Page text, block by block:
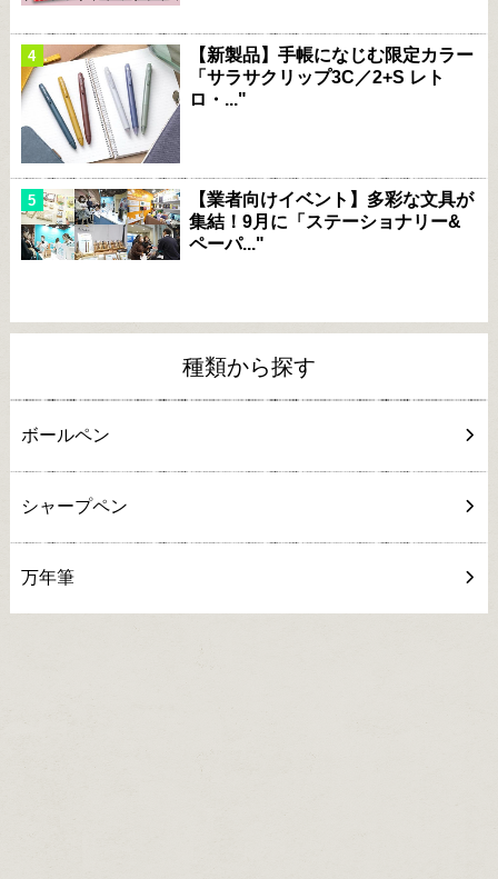
【新製品】手帳になじむ限定カラー
「サラサクリップ3C／2+S レト
ロ・..."
【業者向けイベント】多彩な文具が
集結！9月に「ステーショナリー&
ペーパ..."
種類から探す
ボールペン
シャープペン
万年筆